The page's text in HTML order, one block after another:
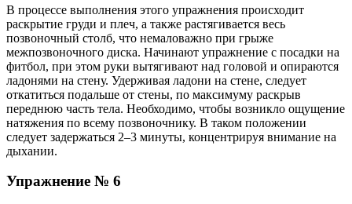
В процессе выполнения этого упражнения происходит
раскрытие груди и плеч, а также растягивается весь
позвоночный столб, что немаловажно при грыже
межпозвоночного диска. Начинают упражнение с посадки на
фитбол, при этом руки вытягивают над головой и опираются
ладонями на стену. Удерживая ладони на стене, следует
откатиться подальше от стены, по максимуму раскрыв
переднюю часть тела. Необходимо, чтобы возникло ощущение
натяжения по всему позвоночнику. В таком положении
следует задержаться 2–3 минуты, концентрируя внимание на
дыхании.
Упражнение № 6